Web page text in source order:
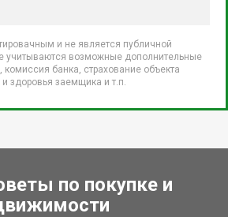
и не является публичной
учитываются возможные дополнительные
комиссия банка, страхование объекта
здоровья заемщика и т.п.
по покупке и